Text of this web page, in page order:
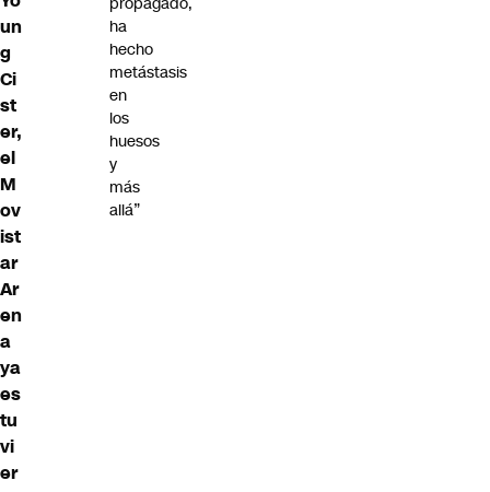
un
g
Ci
st
er,
el
M
ov
ist
ar
Ar
en
a
ya
es
tu
vi
er
ha
hecho
metástasis
en
los
huesos
y
más
allá”